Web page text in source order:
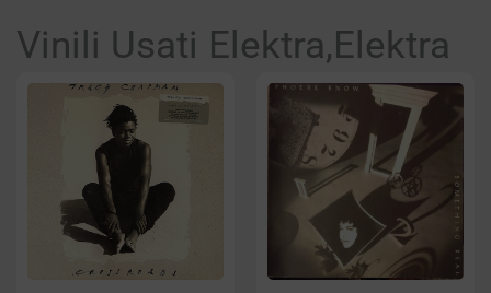
Vinili Usati Elektra,Elektra